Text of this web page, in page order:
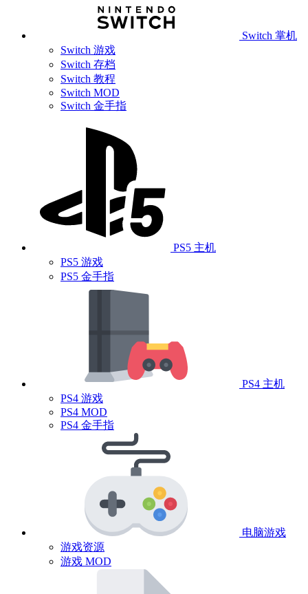
Switch 掌机
Switch 游戏
Switch 存档
Switch 教程
Switch MOD
Switch 金手指
PS5 主机
PS5 游戏
PS5 金手指
PS4 主机
PS4 游戏
PS4 MOD
PS4 金手指
电脑游戏
游戏资源
游戏 MOD